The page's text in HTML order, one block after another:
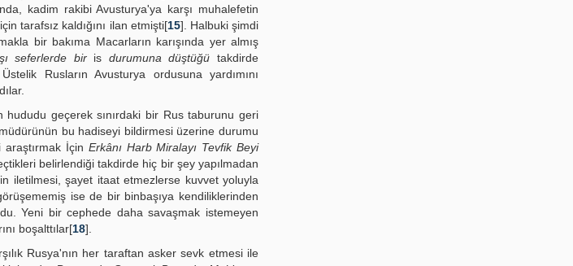
kadim rakibi Avusturya'ya karşı muhalefetin
tarafsız kaldığını ilan etmişti[15]. Halbuki şimdi
bir bakıma Macarların karışında yer almış
seferlerde biris durumuna düştüğütakdirde
Rusların Avusturya ordusuna yardımını
hududu geçerek sınırdaki bir Rus taburunu geri
bu hadiseyi bildirmesi üzerine durumu
İçin Erkânı Harb Miralayı Tevfik Beyi
belirlendiği takdirde hiç bir şey yapılmadan
iletilmesi, şayet itaat etmezlerse kuvvet yoluyla
ise de bir binbaşıya kendiliklerinden
Yeni bir cephede daha savaşmak istemeyen
boşalttılar[18].
Rusya'nın her taraftan asker sevk etmesi ile